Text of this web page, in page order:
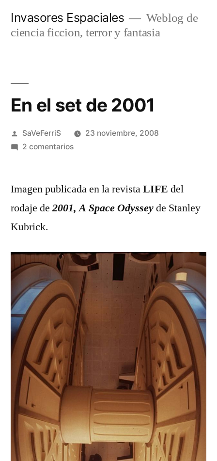
Invasores Espaciales
Weblog de
ciencia ficcion, terror y fantasia
En el set de 2001
Publicado
por
SaVeFerriS
23 noviembre, 2008
2 comentariosen
set
2001
Imagen publicada en la revistaLIFE del
rodaje de2001, A Space Odysseyde Stanley
Kubrick.